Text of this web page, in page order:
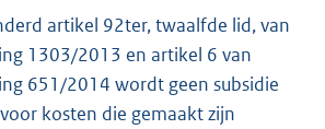
artikel 92ter, twaalfde lid, van
1303/2013 en artikel 6 van
651/2014 wordt geen subsidie
kosten die gemaakt zijn